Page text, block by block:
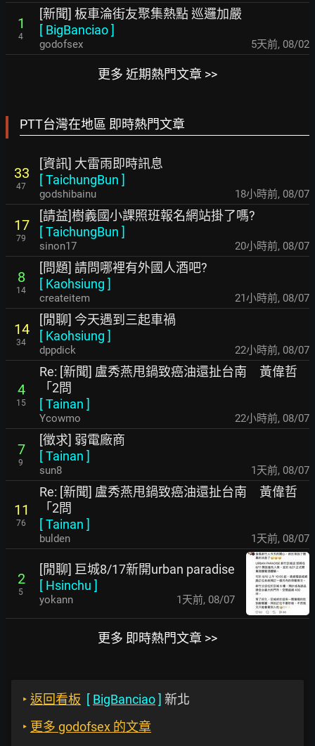
1
4
[新聞] 板車淪街友聚集熱點 巡邏加嚴
[ BigBanciao]
godofsex 5天前, 08/02
更多 近期熱門文章 >>
PTT台灣在地區 即時熱門文章
33
47
[資訊] 大雷雨即時訊息
[TaichungBun ]
godshibainu 18小時前, 08/07
17
79
[請益]樹義國小課照班報名網站掛了嗎?
[TaichungBun ]
sinon17 20小時前, 08/07
8
14
[問題] 請問哪裡有外國人酒吧?
[ Kaohsiung ]
createitem 21小時前, 08/07
14
34
[閒聊] 今天遇到三起車禍
[ Kaohsiung ]
dppdick 22小時前, 08/07
4
15
Re: [新聞] 盧秀燕甩鍋致癌油還扯台南 黃偉哲
「2問
[Tainan ]
Ycowmo 22小時前, 08/07
7
9
[徵求] 弱電廠商
[Tainan ]
sun8 1天前, 08/07
11
76
Re: [新聞] 盧秀燕甩鍋致癌油還扯台南 黃偉哲
「2問
[Tainan ]
bulden 1天前, 08/07
2
5
[閒聊] 巨城8/17新開urban paradise
[ Hsinchu ]
yokann 1天前, 08/07
更多 即時熱門文章 >>
‣ 返回看板 [ BigBanciao] 新北
‣ 更多 godofsex 的文章